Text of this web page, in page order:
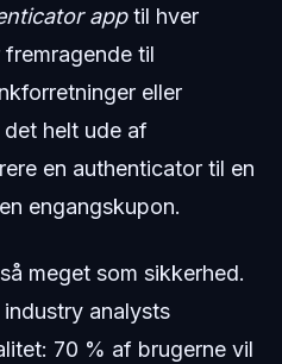
apptil hver
til
eller
helt ude af
en authenticator til en
engangskupon.
meget som sikkerhed.
analysts
70 % af brugerne vil